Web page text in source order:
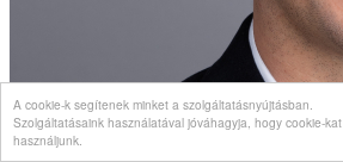
A cookie-k segítenek minket a szolgáltatásnyújtásban.
Szolgáltatásaink használatával jóváhagyja, hogy cookie-kat
használjunk.